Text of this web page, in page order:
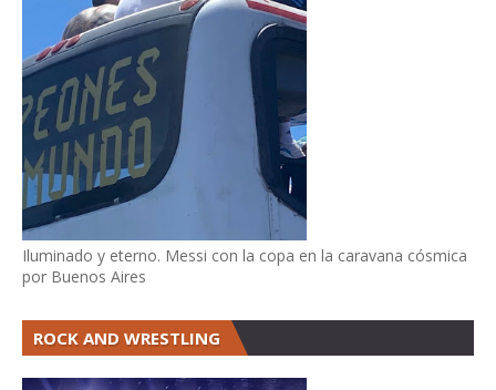
Iluminado y eterno. Messi con la copa en la caravana cósmica
por Buenos Aires
ROCK AND WRESTLING